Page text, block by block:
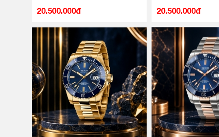
20.500.000đ 20.500.000đ